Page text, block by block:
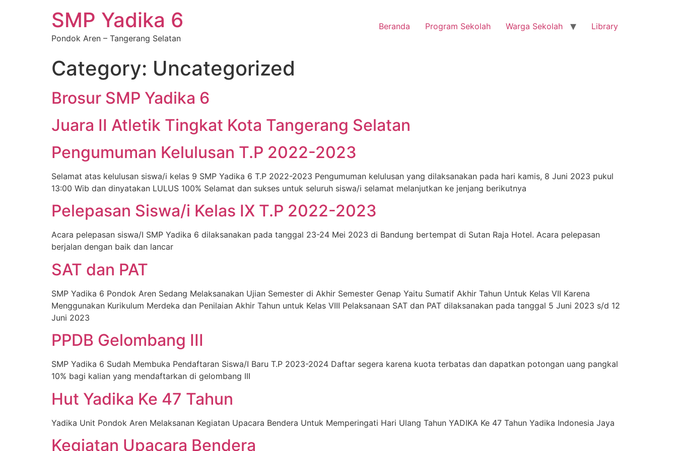
SMP Yadika 6
Pondok Aren – Tangerang Selatan
Beranda Program Sekolah Warga Sekolah Library
Category: Uncategorized
Brosur SMP Yadika 6
Juara II Atletik Tingkat Kota Tangerang Selatan
Pengumuman Kelulusan T.P 2022-2023
Selamat atas kelulusan siswa/i kelas 9 SMP Yadika 6 T.P 2022-2023 Pengumuman kelulusan yang dilaksanakan pada hari kamis, 8 Juni 2023 pukul
13:00 Wib dan dinyatakan LULUS 100% Selamat dan sukses untuk seluruh siswa/i selamat melanjutkan ke jenjang berikutnya
Pelepasan Siswa/i Kelas IX T.P 2022-2023
Acara pelepasan siswa/I SMP Yadika 6 dilaksanakan pada tanggal 23-24 Mei 2023 di Bandung bertempat di Sutan Raja Hotel. Acara pelepasan
berjalan dengan baik dan lancar
SAT dan PAT
SMP Yadika 6 Pondok Aren Sedang Melaksanakan Ujian Semester di Akhir Semester Genap Yaitu Sumatif Akhir Tahun Untuk Kelas VII Karena
Menggunakan Kurikulum Merdeka dan Penilaian Akhir Tahun untuk Kelas VIII Pelaksanaan SAT dan PAT dilaksanakan pada tanggal 5 Juni 2023 s/d 12
Juni 2023
PPDB Gelombang III
SMP Yadika 6 Sudah Membuka Pendaftaran Siswa/I Baru T.P 2023-2024 Daftar segera karena kuota terbatas dan dapatkan potongan uang pangkal
10% bagi kalian yang mendaftarkan di gelombang III
Hut Yadika Ke 47 Tahun
Yadika Unit Pondok Aren Melaksanan Kegiatan Upacara Bendera Untuk Memperingati Hari Ulang Tahun YADIKA Ke 47 Tahun Yadika Indonesia Jaya
Kegiatan Upacara Bendera